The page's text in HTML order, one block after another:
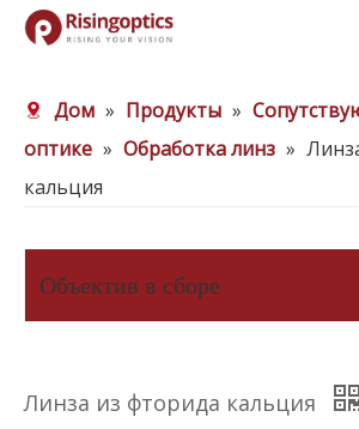
Дом » Продукты »
оптике » Обработка линз »
кальция
Объектив в сборе
Линза из фторида кальция